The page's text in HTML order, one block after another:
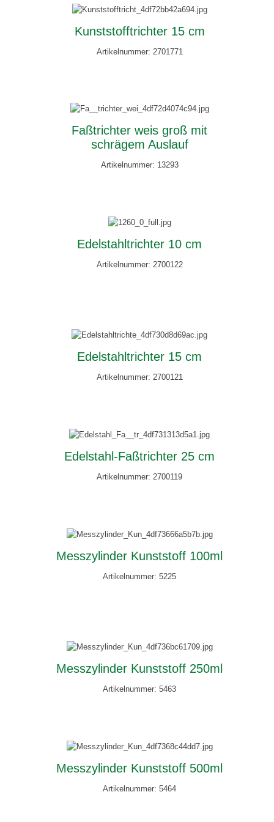
Kunststofftrichter 15 cm
Artikelnummer: 2701771
Faßtrichter weis groß mit
schrägem Auslauf
Artikelnummer: 13293
Edelstahltrichter 10 cm
Artikelnummer: 2700122
Edelstahltrichter 15 cm
Artikelnummer: 2700121
Edelstahl-Faßtrichter 25 cm
Artikelnummer: 2700119
Messzylinder Kunststoff 100ml
Artikelnummer: 5225
Messzylinder Kunststoff 250ml
Artikelnummer: 5463
Messzylinder Kunststoff 500ml
Artikelnummer: 5464